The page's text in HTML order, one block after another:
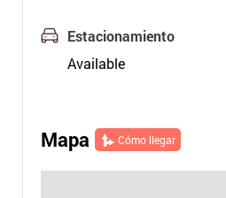
Estacionamiento
Available
Mapa Cómo llegar